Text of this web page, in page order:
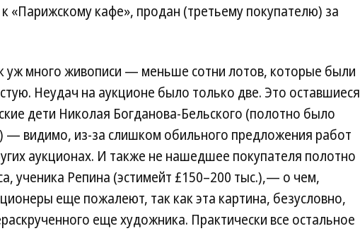
«Парижскому кафе», продан (третьему покупателю) за
уж много живописи — меньше сотни лотов, которые были
Неудач на аукционе было только две. Это оставшиеся
дети Николая Богданова-Бельского (полотно было
— видимо, из-за слишком обильного предложения работ
аукционах. И также не нашедшее покупателя полотно
ученика Репина (эстимейт £150–200 тыс.),— о чем,
еще пожалеют, так как эта картина, безусловно,
еще художника. Практически все остальное